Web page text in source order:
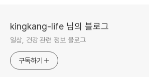
kingkang-life 님의 블로그
일상, 건강 관련 정보 블로그
구독하기